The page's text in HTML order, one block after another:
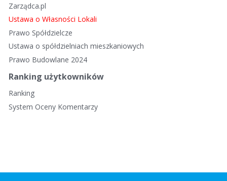
s
k
u
s
n
Zarządca.pl
Ustawa o Własności Lokali
Prawo Spółdzielcze
Ustawa o spółdzielniach mieszkaniowych
Prawo Budowlane 2024
Ranking użytkowników
Ranking
System Oceny Komentarzy